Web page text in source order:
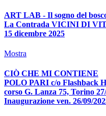
ART LAB - Il sogno del
La Contrada VICINI DI
15 dicembre 2025
Mostra
CIÒ CHE MI CONTIENE
POLO PARI c/o Flashback
corso G. Lanza 75, Torino
Inaugurazione ven. 26/09/